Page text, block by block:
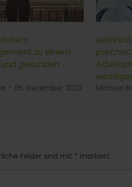
zu einem
gesunden
- 05. Dezember 2023 Michael
Felder sind mit * markiert.